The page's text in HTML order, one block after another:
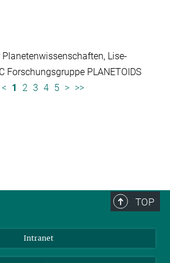
Lise-
Forschungsgruppe PLANETOIDS
< 1 2 3 4 5 > >>
0
TOP
Intranet